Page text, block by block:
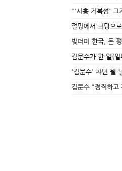
"'시흥 거북섬' 그
절망에서 희망으
빚더미 한국, 돈
김문수가 한 일(일
'김문수' 치면 뭘
김문수 "정직하고